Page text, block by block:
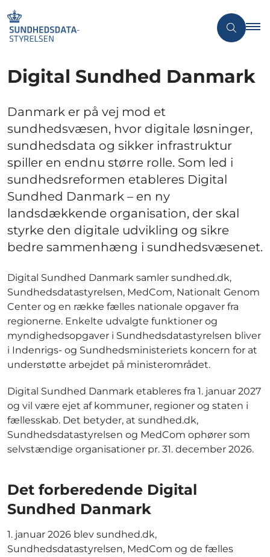
Digital Sundhed Danmark
Danmark er på vej mod et
sundhedsvæsen, hvor digitale løsninger,
sundhedsdata og sikker infrastruktur
spiller en endnu større rolle. Som led i
sundhedsreformen etableres Digital
Sundhed Danmark – en ny
landsdækkende organisation, der skal
styrke den digitale udvikling og sikre
bedre sammenhæng i sundhedsvæsenet.
Digital Sundhed Danmark samler sundhed.dk,
Sundhedsdatastyrelsen, MedCom, Nationalt Genom
Center og en række fælles nationale opgaver fra
regionerne. Enkelte udvalgte funktioner og
myndighedsopgaver i Sundhedsdatastyrelsen bliver
i Indenrigs- og Sundhedsministeriets koncern for at
understøtte arbejdet på ministerområdet.
Digital Sundhed Danmark etableres fra 1. januar 2027
og vil være ejet af kommuner, regioner og staten i
fællesskab. Det betyder, at sundhed.dk,
Sundhedsdatastyrelsen og MedCom ophører som
selvstændige organisationer pr. 31. december 2026.
Det forberedende Digital
Sundhed Danmark
1. januar 2026 blev sundhed.dk,
Sundhedsdatastyrelsen, MedCom og de fælles